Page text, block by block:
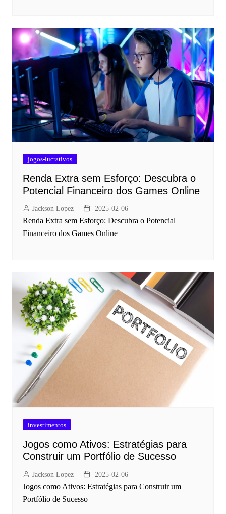
jogos-lucrativos
Renda Extra sem Esforço: Descubra o
Potencial Financeiro dos Games Online
Jackson Lopez 2025-02-06
Renda Extra sem Esforço: Descubra o Potencial
Financeiro dos Games Online
investimentos
Jogos como Ativos: Estratégias para
Construir um Portfólio de Sucesso
Jackson Lopez 2025-02-06
Jogos como Ativos: Estratégias para Construir um
Portfólio de Sucesso